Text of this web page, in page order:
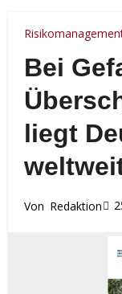
Bei
liegt
Von Redaktion